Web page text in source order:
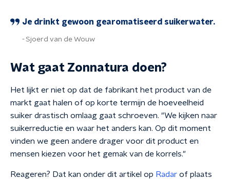
Je drinkt gewoon gearomatiseerd suikerwater.
Sjoerd van de Wouw
Wat gaat Zonnatura doen?
Het lijkt er niet op dat de fabrikant het product van de
markt gaat halen of op korte termijn de hoeveelheid
suiker drastisch omlaag gaat schroeven. "We kijken naar
suikerreductie en waar het anders kan. Op dit moment
vinden we geen andere drager voor dit product en
mensen kiezen voor het gemak van de korrels."
Reageren? Dat kan onder dit artikel op Radar of plaats